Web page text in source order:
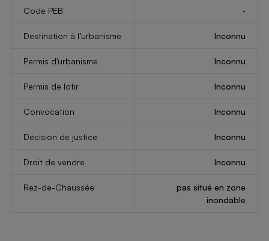
Code PEB -
Destination à l’urbanisme Inconnu
Permis d'urbanisme Inconnu
Permis de lotir Inconnu
Convocation Inconnu
Décision de justice Inconnu
Droit de vendre Inconnu
Rez-de-Chaussée
pas situé en zone
inondable